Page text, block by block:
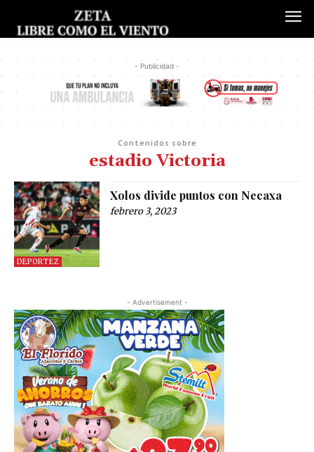
- Publicidad -
Contenidos sobre
estadio Victoria
DEPORTEZ
Xolos divide puntos con Necaxa
febrero 3, 2023
- Advertisement -